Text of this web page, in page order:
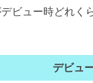
ビュー時どれく
デビュ